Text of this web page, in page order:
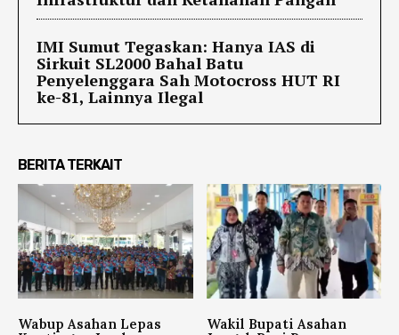
IMI Sumut Tegaskan: Hanya IAS di
Sirkuit SL2000 Bahal Batu
Penyelenggara Sah Motocross HUT RI
ke-81, Lainnya Ilegal
BERITA TERKAIT
Wabup Asahan Lepas
Wakil Bupati Asahan